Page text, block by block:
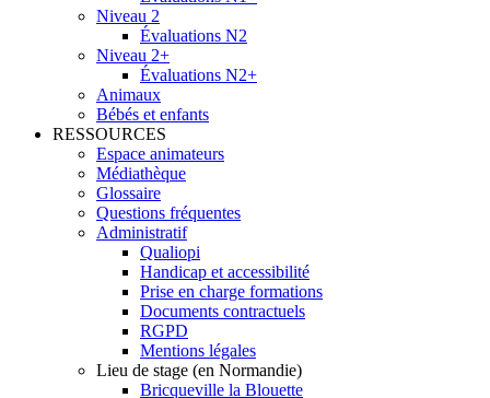
Niveau 2
Évaluations N2
Niveau 2+
Évaluations N2+
Animaux
Bébés et enfants
RESSOURCES
Espace animateurs
Médiathèque
Glossaire
Questions fréquentes
Administratif
Qualiopi
Handicap et accessibilité
Prise en charge formations
Documents contractuels
RGPD
Mentions légales
Lieu de stage (en Normandie)
Bricqueville la Blouette